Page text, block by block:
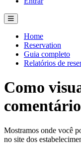
Home
Reservation
Guia completo
Relatórios de
Como
Mostramos onde você
no site dos